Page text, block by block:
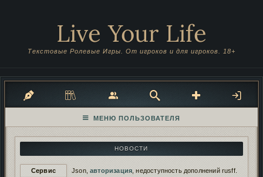
Live Your Life
Текстовые Ролевые Игры. От игроков и для игроков. 18+
НОВОСТИ
Сервис Json,авторизация , недоступность дополнений rusff.